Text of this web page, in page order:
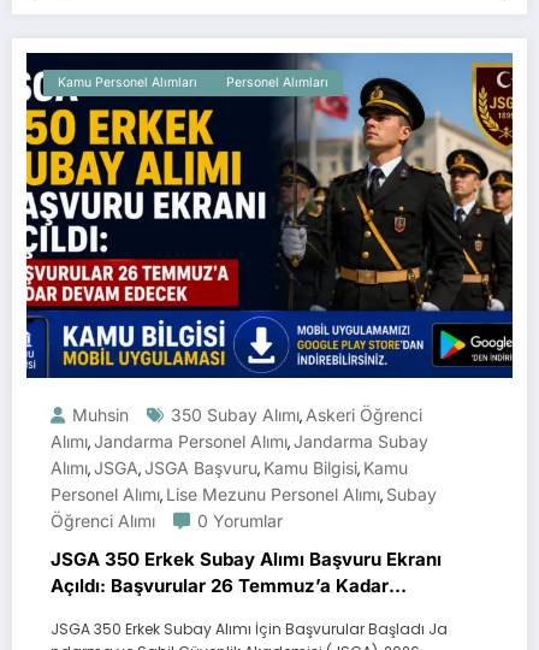
Kamu Personel Alımları Personel Alımları
Muhsin 350 Subay Alımı, Askeri Öğrenci
Alımı,Jandarma Personel Alımı,Jandarma Subay
Alımı,JSGA,JSGA Başvuru, Kamu Bilgisi, Kamu
Personel Alımı, Lise Mezunu Personel Alımı, Subay
Öğrenci Alımı
0 Yorumlar
JSGA 350 Erkek Subay Alımı Başvuru Ekranı
Açıldı: Başvurular 26 Temmuz’a Kadar
JSGA 350 Erkek Subay Alımı İçin Başvurular Başladı Ja